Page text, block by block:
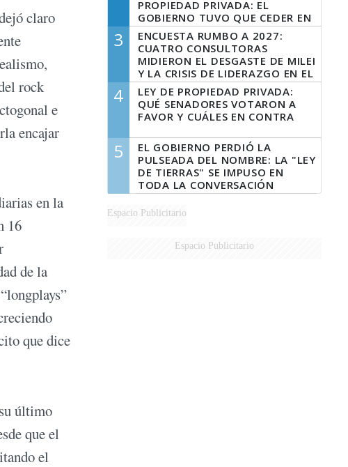
claro
rock
e
encajar
en la
16
de la
que dice
último
que el
el
PROPIEDAD PRIVADA: EL
GOBIERNO TUVO QUE CEDER EN
LA LEY DEL MANEJO DEL FUEGO
3
ENCUESTA RUMBO A 2027:
CUATRO CONSULTORAS
MIDIERON EL DESGASTE DE MILEI
Y LA CRISIS DE LIDERAZGO EN EL
PERONISMO
4
LEY DE PROPIEDAD PRIVADA:
QUÉ SENADORES VOTARON A
FAVOR Y CUÁLES EN CONTRA
5
EL GOBIERNO PERDIÓ LA
PULSEADA DEL NOMBRE: LA "LEY
DE TIERRAS" SE IMPUSO EN
TODA LA CONVERSACIÓN
DIGITAL
Espacio Publicitario
Espacio Publicitario